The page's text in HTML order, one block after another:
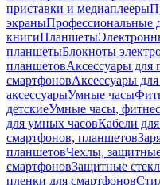
приставки и медиаплееры
экраныПрофессиональные
книгиПланшеты
планшетыБлокноты
планшетовАксессуары для
смартфоновАксессуары
аксессуарыУмные часы
детскиеУмные часы,
для умных часовКабели
смартфонов, планшетов
планшетовЧехлы,
смартфоновЗащитные
пленки для смартфонов